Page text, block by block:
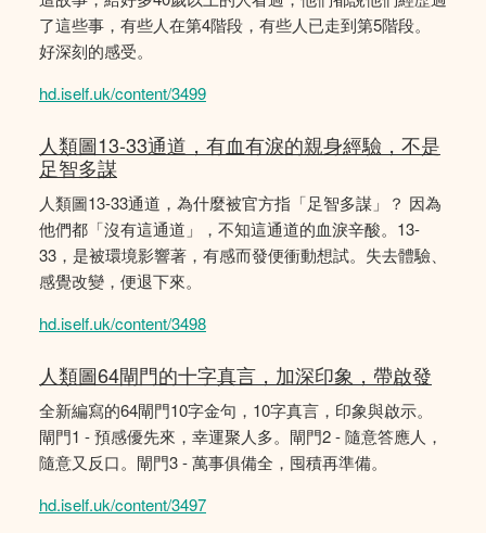
了這些事，有些人在第4階段，有些人已走到第5階段。
好深刻的感受。
hd.iself.uk/content/3499
人類圖13-33通道，有血有淚的親身經驗，不是
足智多謀
人類圖13-33通道，為什麼被官方指「足智多謀」？ 因為
他們都「沒有這通道」，不知這通道的血淚辛酸。13-
33，是被環境影響著，有感而發便衝動想試。失去體驗、
感覺改變，便退下來。
hd.iself.uk/content/3498
人類圖64閘門的十字真言，加深印象，帶啟發
全新編寫的64閘門10字金句，10字真言，印象與啟示。
閘門1 - 預感優先來，幸運聚人多。閘門2 - 隨意答應人，
隨意又反口。閘門3 - 萬事俱備全，囤積再準備。
hd.iself.uk/content/3497